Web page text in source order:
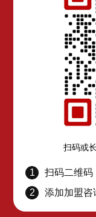
扫码或
1
扫码二维码
2
添加加盟咨